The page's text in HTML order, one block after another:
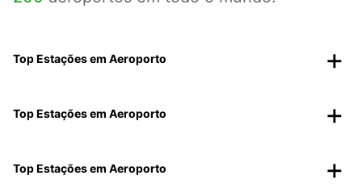
Top Estações em Aeroporto
Top Estações em Aeroporto
Top Estações em Aeroporto